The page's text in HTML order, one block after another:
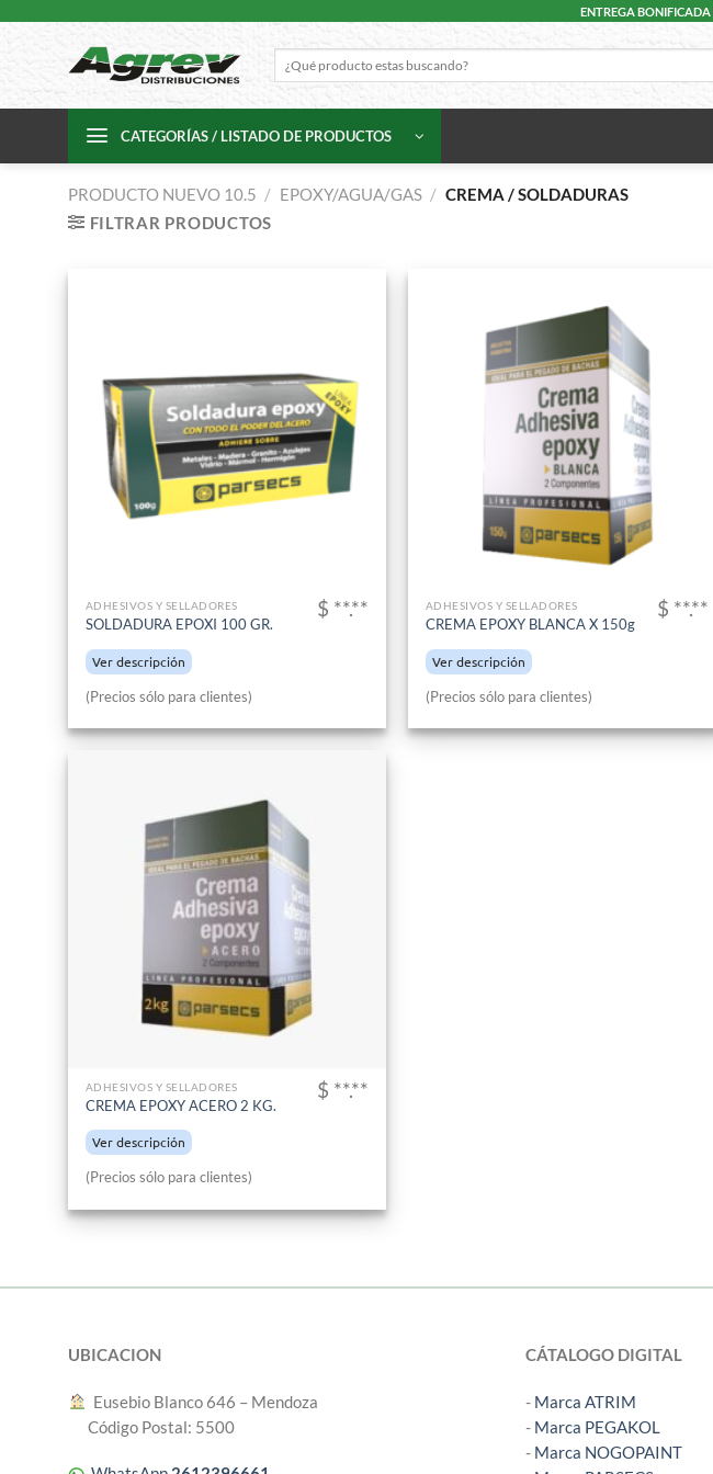
ENTREGA BONIFICADA
por:
CATEGORÍAS / LISTADO DE PRODUCTOS
PRODUCTO NUEVO 10.5 / EPOXY/AGUA/GAS / CREMA / SOLDADURAS
FILTRAR PRODUCTOS
ADHESIVOS Y SELLADORES
SOLDADURA EPOXI 100 GR.
Ver descripción
$ **.**
(Precios sólo para clientes)
ADHESIVOS Y SELLADORES
CREMA EPOXY BLANCA X 150g
Ver descripción
$ **.**
(Precios sólo para clientes)
ADHESIVOS Y SELLADORES
CREMA EPOXY ACERO 2 KG.
Ver descripción
$ **.**
(Precios sólo para clientes)
UBICACION
︎ Eusebio Blanco 646 – Mendoza
Código Postal: 5500
CÁTALOGO DIGITAL
- Marca ATRIM
- Marca PEGAKOL
- Marca NOGOPAINT